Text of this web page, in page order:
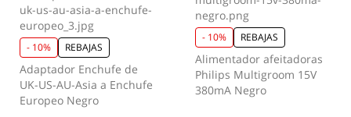
- 10% REBAJAS
Adaptador Enchufe de
UK-US-AU-Asia a Enchufe
Europeo Negro
- 10% REBAJAS
Alimentador afeitadoras
Philips Multigroom 15V
380mA Negro